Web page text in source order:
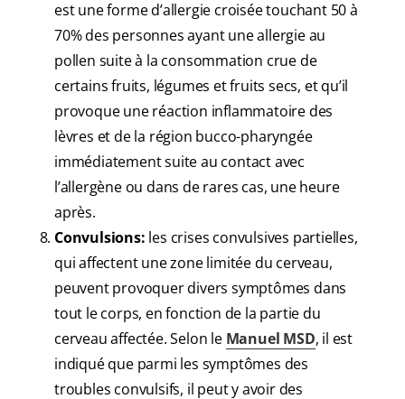
est une forme d’allergie croisée touchant 50 à
70% des personnes ayant une allergie au
pollen suite à la consommation crue de
certains fruits, légumes et fruits secs, et qu’il
provoque une réaction inflammatoire des
lèvres et de la région bucco-pharyngée
immédiatement suite au contact avec
l’allergène ou dans de rares cas, une heure
après.
Convulsions: les crises convulsives partielles,
qui affectent une zone limitée du cerveau,
peuvent provoquer divers symptômes dans
tout le corps, en fonction de la partie du
cerveau affectée. Selon le Manuel MSD, il est
indiqué que parmi les symptômes des
troubles convulsifs, il peut y avoir des